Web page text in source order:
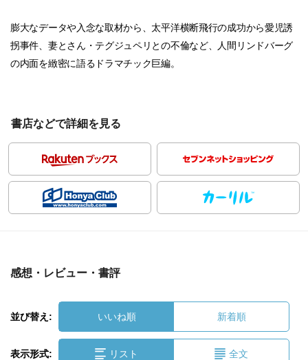
膨大なデータや入念な取材から、太平洋横断飛行の成功から愛児誘
拐事件、妻とさん・テグジュペリとの不倫など、人間リンドバーグ
の内面を緻密に語るドラマチック巨編。
書店などで詳細を見る
感想・レビュー・書評
並び替え: いいね順 新着順
表示形式: リスト 全文